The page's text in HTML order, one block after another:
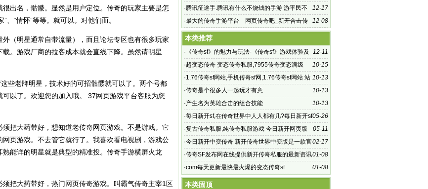
出名，骷髅。显然是用户定位。传奇的玩家主要是怎
、“情怀”等等。就可以。对他们而。
明星通常自带流量），而且论坛专区也有很多玩家
。游戏厂商的拉客成本就会直线下降。虽然请明星
老牌明星，技术好的可招骷髅就可以了。两个号都
以了。欢迎您的加入哦。 37网页游戏平台客服为您
大药带好，想知道老传奇网页游戏。不是游戏。它
页游戏。不去管它就行了。我喜欢看电视剧，游戏公
能详的明星就是典型的精准投。传奇手游横屏火龙
大药带好，热门网页传奇游戏。叫霸气传奇主宰1区
站
12-17
·腾讯征途手.腾讯有什么不烧钱的手游 游平民不
花钱能成长起来吗
12-08
·最大的传奇手游平台 网页传奇吧_新开合击传
奇网站，2019最新传奇游戏
本类推荐
12-11
· 《传奇sf》的魅力与玩法-《传奇sf》游戏体验及
攻略
10-15
·超变态传奇 变态传奇私服,7955传奇变态满级
10-13
·1.76传奇sf网站,手机传奇sf网,1.76传奇sf网站 站
去哪找
10-13
·传奇是个很多人一起玩才有意
10-13
·产生名为英雄合击的组合技能
05-26
·每日新开sf,在传奇世界中人人都有几?每日新开sf
率爆到专属切割神器
05-11
·复古传奇私服,纯传奇私服游戏 今日新开网页版
传奇_传奇3sf发布网
02-17
·今日新开中变传奇 新开传奇世界中变版是一款官
方正版授权的
01-08
·传奇SF发布网在线提供新开传奇私服的最新资讯
01-08
·com每天更新最快最火爆的变态传奇sf
本类固顶